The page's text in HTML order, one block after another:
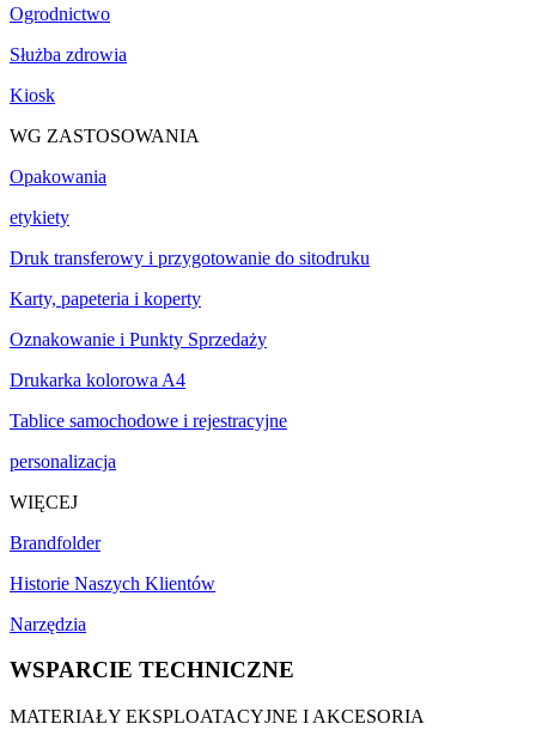
Ogrodnictwo
Służba zdrowia
Kiosk
WG ZASTOSOWANIA
Opakowania
etykiety
Druk transferowy i przygotowanie do sitodruku
Karty, papeteria i koperty
Oznakowanie i Punkty Sprzedaży
Drukarka kolorowa A4
Tablice samochodowe i rejestracyjne
personalizacja
WIĘCEJ
Brandfolder
Historie Naszych Klientów
Narzędzia
WSPARCIE TECHNICZNE
MATERIAŁY EKSPLOATACYJNE I AKCESORIA